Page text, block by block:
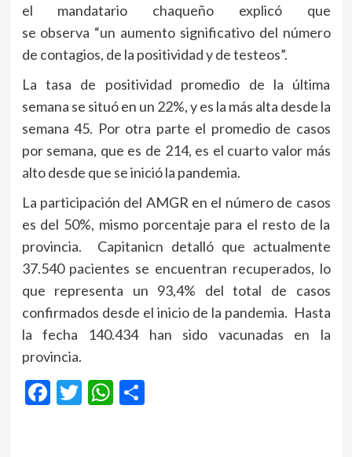
el mandatario chaqueño explicó que
se observa “un aumento significativo del número
de contagios, de la positividad y de testeos”.
La tasa de positividad promedio de la última
semana se situó en un 22%, y es la más alta desde la
semana 45. Por otra parte el promedio de casos
por semana, que es de 214, es el cuarto valor más
alto desde que se inició la pandemia.
La participación del AMGR en el número de casos
es del 50%, mismo porcentaje para el resto de la
provincia. Capitanicn detalló que actualmente
37.540 pacientes se encuentran recuperados, lo
que representa un 93,4% del total de casos
confirmados desde el inicio de la pandemia. Hasta
la fecha 140.434 han sido vacunadas en la
provincia.
Facebook
Twitter
WhatsApp
Compartir